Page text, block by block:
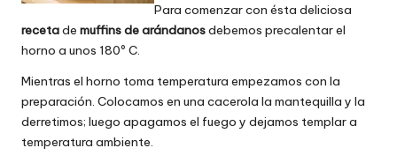
Para comenzar con ésta deliciosa
recetade muffins de arándanosdebemos precalentar el
horno a unos 180º C.
Mientras el horno toma temperatura empezamos con la
preparación. Colocamos en una cacerola la mantequilla y la
derretimos; luego apagamos el fuego y dejamos templar a
temperatura ambiente.